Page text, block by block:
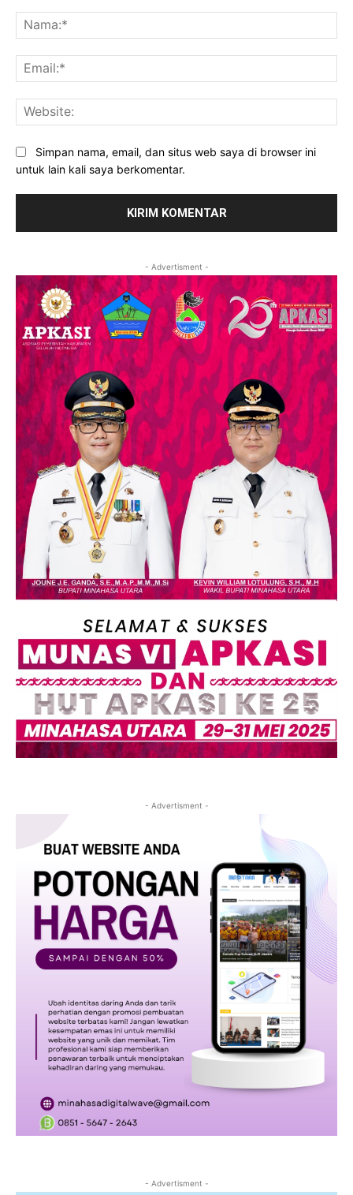
Simpan nama, email, dan situs web saya di browser ini
untuk lain kali saya berkomentar.
- Advertisment -
- Advertisment -
- Advertisment -